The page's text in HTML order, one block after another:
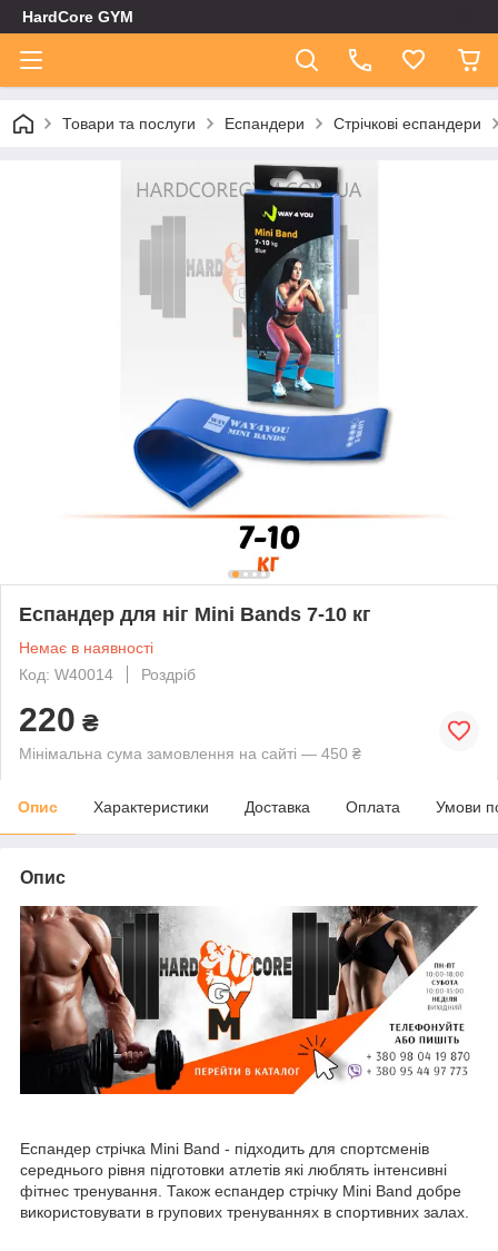
HardCore GYM
Товари та послуги Еспандери Стрічкові еспандери
Еспандер для ніг Mini Bands 7-10 кг
Немає в наявності
Код: W40014
Роздріб
220 ₴
Мінімальна сума замовлення на сайті — 450 ₴
Опис Характеристики Доставка Оплата Умови
Опис
Еспандер стрічка Mini Band - підходить для спортсменів
середнього рівня підготовки атлетів які люблять інтенсивні
фітнес тренування. Також еспандер стрічку Mini Band добре
використовувати в групових тренуваннях в спортивних залах.